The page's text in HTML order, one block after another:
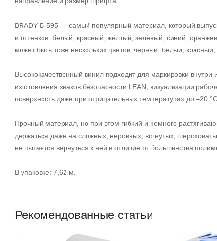
BRADY B-595 — самый популярный материал, который
и оттенков: белый, красный, жёлтый, зелёный, синий,
может быть тоже нескольких цветов: чёрный, белый,
Высококачественный винил подходит для маркировки
изготовления знаков безопасности LEAN, визуализации
поверхность даже при отрицательных температурах до –20 °С.
Прочный материал, но при этом гибкий и немного
держаться даже на сложных, неровных, вогнутых,
не пытается вернуться к ней в отличие от большинства
В упаковке: 7,62 м.
Рекомендованные статьи